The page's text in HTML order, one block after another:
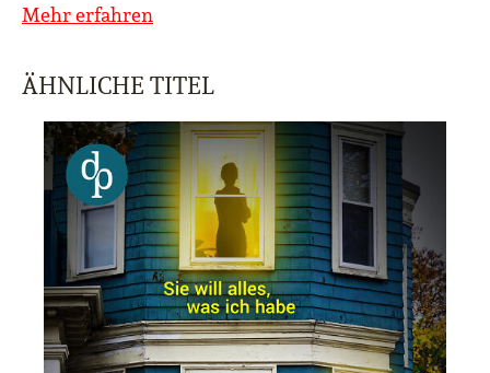
Mehr erfahren
ÄHNLICHE TITEL